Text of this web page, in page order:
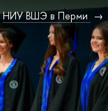
НИУ ВШЭ в Перми